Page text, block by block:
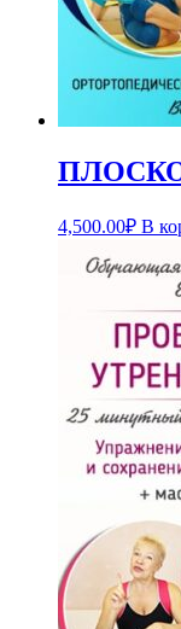
4,500.00₽ В